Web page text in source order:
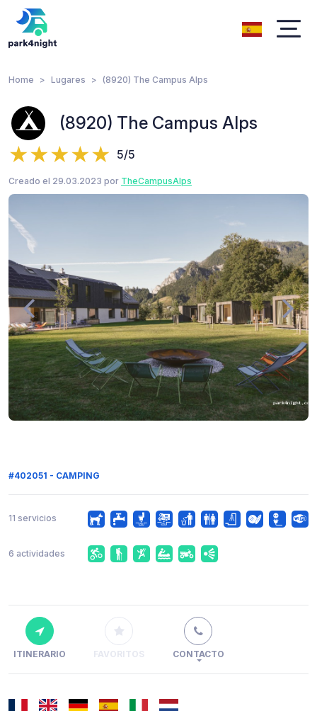
Home Lugares (8920) The Campus Alps
(8920) The Campus Alps
5/5
Creado el 29.03.2023 por TheCampusAlps
#402051 - CAMPING
11 servicios
6 actividades
ITINERARIO FAVORITOS CONTACTO